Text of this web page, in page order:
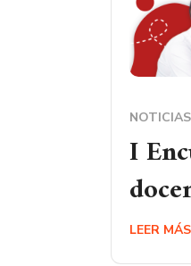
NOTICIAS
I
LEER MÁS